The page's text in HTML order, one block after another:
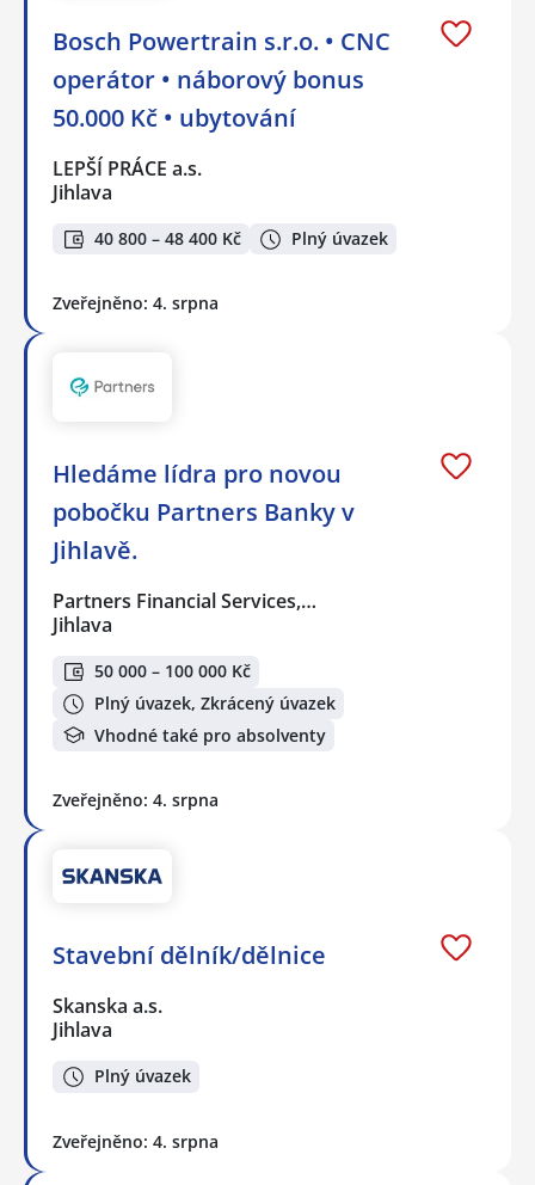
Bosch Powertrain s.r.o. • CNC
operátor • náborový bonus
50.000 Kč • ubytování
LEPŠÍ PRÁCE a.s.
Jihlava
40 800 – 48 400 Kč Plný úvazek
Zveřejněno: 4. srpna
Hledáme lídra pro novou
pobočku Partners Banky v
Jihlavě.
Partners Financial Services,…
Jihlava
50 000 – 100 000 Kč
Plný úvazek, Zkrácený úvazek
Vhodné také pro absolventy
Zveřejněno: 4. srpna
Stavební dělník/dělnice
Skanska a.s.
Jihlava
Plný úvazek
Zveřejněno: 4. srpna